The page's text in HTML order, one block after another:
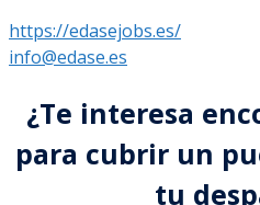
https://edasejobs.es/
info@edase.es
¿Te interesa
para cubrir un
tu